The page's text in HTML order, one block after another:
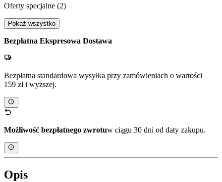
Oferty specjalne (2)
Pokaż wszystko
Bezpłatna Ekspresowa Dostawa
Bezpłatna standardowa wysyłka przy zamówieniach o wartości
159 zł i wyższej.
Możliwość bezpłatnego zwrotuw ciągu 30 dni od daty zakupu.
Opis